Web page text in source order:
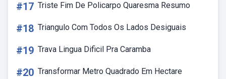
#17 Triste Fim De Policarpo Quaresma Resumo
#18 Triangulo Com Todos Os Lados Desiguais
#19 Trava Lingua Dificil Pra Caramba
#20 Transformar Metro Quadrado Em Hectare